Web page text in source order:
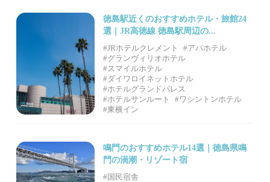
徳島駅近くのおすすめホテル・旅館24
選｜JR高徳線 徳島駅周辺の...
#JRホテルクレメント
#アパホテル
#グランヴィリオホテル
#スマイルホテル
#ダイワロイネットホテル
#ホテルグランドパレス
#ホテルサンルート
#ワシントンホテル
#東横イン
鳴門のおすすめホテル14選｜徳島県鳴
門の渦潮・リゾート宿
#国民宿舎